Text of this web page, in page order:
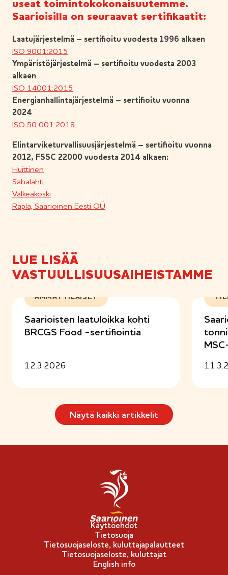
useat toimintokokonaisuutemme.
Saarioisilla on seuraavat sertifikaatit:
Laatujärjestelmä – sertifioitu vuodesta 1996 alkaen
ISO 9001:2015
Ympäristöjärjestelmä – sertifioitu vuodesta 2003
alkaen
ISO 14001:2015
Energianhallintajärjestelmä – sertifioitu vuonna
2024
ISO 50 001:2018
Elintarviketurvallisuusjärjestelmä – sertifioitu vuonna
2012, FSSC 22000 vuodesta 2014 alkaen:
Huittinen
Sahalahti
Valkeakoski
Rapla, Saarioinen Eesti OÜ
LUE LISÄÄ
VASTUULLISUUSAIHEISTAMME
AMMATTILAISET
Saarioisten laatuloikka kohti
BRCGS Food -sertifiointia
12.3.2026
Näytä kaikki artikkelit
Käyttöehdot
Tietosuoja
Tietosuojaseloste, kuluttajapalautteet
Tietosuojaseloste, kuluttajat
English info